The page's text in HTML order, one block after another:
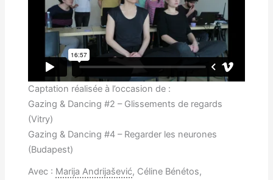
Captation réalisée à l’occasion de :
Gazing & Dancing #2 – Glissements de regards
(Vitry)
Gazing & Dancing #4 – Regarder les neurones
(Budapest)
Avec : Marija Andrijašević, Céline Bénétos,